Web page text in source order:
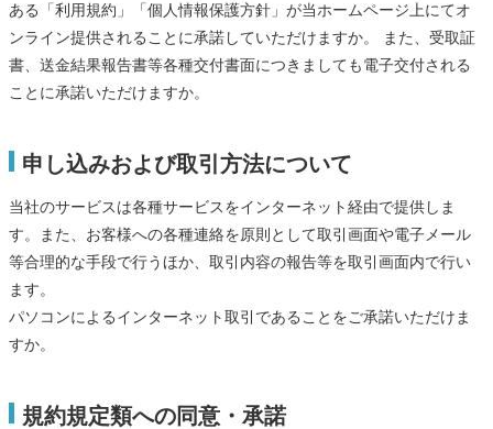
ある「利用規約」「個人情報保護方針」が当ホームページ上にてオ
ンライン提供されることに承諾していただけますか。 また、受取証
書、送金結果報告書等各種交付書面につきましても電子交付される
ことに承諾いただけますか。
申し込みおよび取引方法について
当社のサービスは各種サービスをインターネット経由で提供しま
す。また、お客様への各種連絡を原則として取引画面や電子メール
等合理的な手段で行うほか、取引内容の報告等を取引画面内で行い
ます。
パソコンによるインターネット取引であることをご承諾いただけま
すか。
規約規定類への同意・承諾